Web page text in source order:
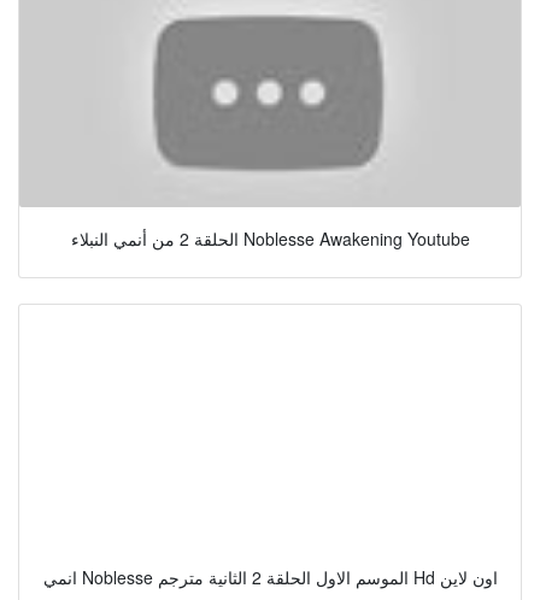
الحلقة 2 من أنمي النبلاء Noblesse Awakening Youtube
انمي Noblesse الموسم الاول الحلقة 2 الثانية مترجم Hd اون لاين